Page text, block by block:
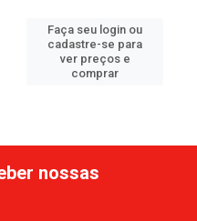
Faça seu login ou
cadastre-se para
ver preços e
comprar
nossas